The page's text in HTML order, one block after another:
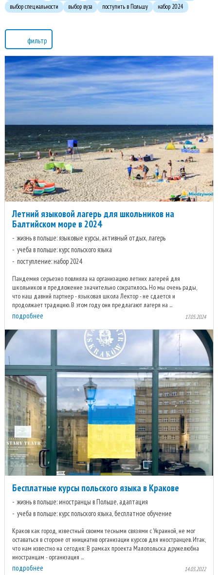
выбор специальности
выбор вуза поступить в Польшу набор 2024
фильтр
Летний языковой лагерь для школьников на
Балтийском море в 2024
жизнь в польше: языковые курсы, активный отдых, лагерь
учеба в польше: курс польского языка
поступление: набор 2024
Пандемия серьезно повлияла на организацию летних лагерей для
школьников и предложение значительно сократилось. Но мы очень рады,
что наш давний партнер - языковая школа Лектор - не сдается и
продолжает традицию. В этом году они предлагают лагеря на ...
подробнее 17.05.2024
Бесплатные курсы польского языка в Кракове
жизнь в польше: иностранцы в Польше, адаптация
учеба в польше: курс польского языка, бесплатное обучение
Краков как город, известный своими тесными связями с Украиной, не мог
оставаться в стороне от инициатив организации курсов для иностранцев. Итак,
что нам известно на сегодня: В рамках проекта Малопольска дружелюбна
иностранцам - организация ...
подробнее 14.03.2022